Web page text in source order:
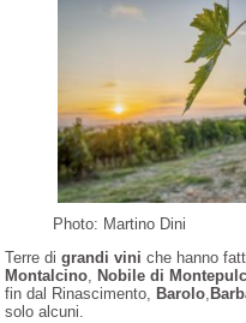
Photo: Martino Dini
Terre digrandi vini che hanno
Montalcino, Nobile di
fin dal Rinascimento, Barolo,
solo alcuni.